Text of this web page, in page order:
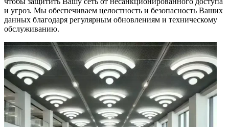
и угроз. Мы обеспечиваем целостность и безопасность Ваших
данных благодаря регулярным обновлениям и техническому
обслуживанию.